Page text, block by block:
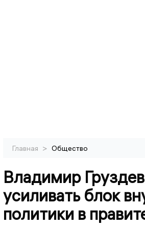
Главная > Общество
Владимир
усиливать блок
политики в